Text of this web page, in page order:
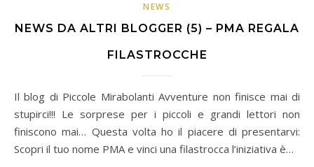
NEWS
NEWS DA ALTRI BLOGGER (5) – PMA REGALA
FILASTROCCHE
Il blog di Piccole Mirabolanti Avventure non finisce mai di
stupirci!!! Le sorprese per i piccoli e grandi lettori non
finiscono mai… Questa volta ho il piacere di presentarvi:
Scopri il tuo nome PMA e vinci una filastrocca l’iniziativa è…